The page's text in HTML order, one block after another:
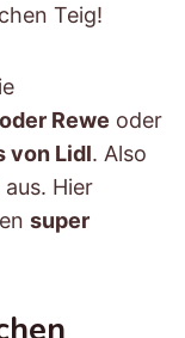
Teig!
Rewe oder
von Lidl. Also
Hier
super